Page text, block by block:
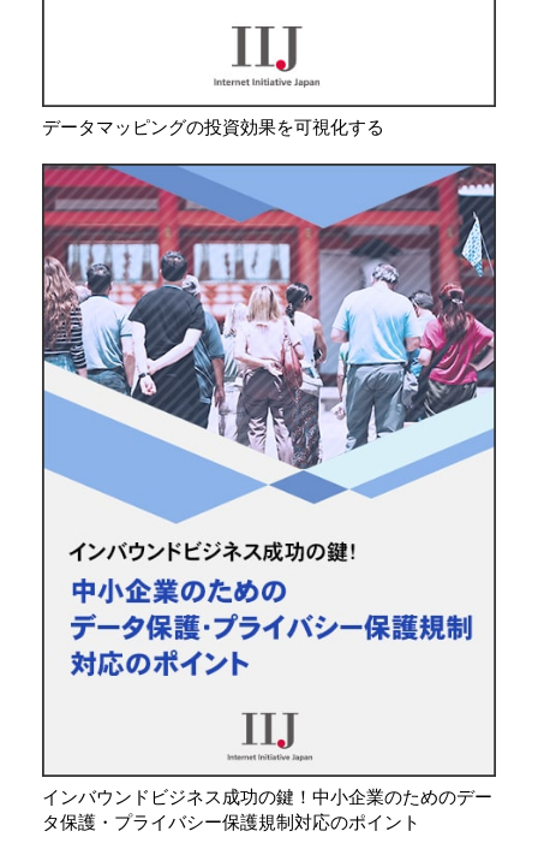
データマッピングの投資効果を可視化する
インバウンドビジネス成功の鍵！中小企業のためのデー
タ保護・プライバシー保護規制対応のポイント